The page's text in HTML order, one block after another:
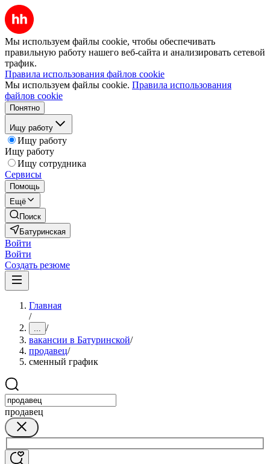
Мы используем файлы cookie, чтобы обеспечивать
правильную работу нашего веб-сайта и анализировать сетевой
трафик.
Правила использования файлов cookie
Мы используем файлы cookie. Правила использования
файлов cookie
Понятно
Ищу работу
Ищу работу
Ищу работу
Ищу сотрудника
Сервисы
Помощь
Ещё
Поиск
Батуринская
Войти
Войти
Создать резюме
Главная
/
... /
вакансии в Батуринской/
продавец/
сменный график
продавец